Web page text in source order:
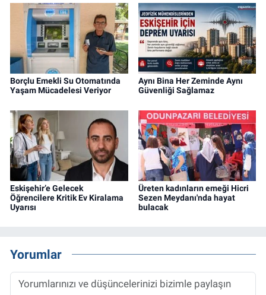
Borçlu Emekli Su Otomatında
Yaşam Mücadelesi Veriyor
Aynı Bina Her Zeminde Aynı
Güvenliği Sağlamaz
Eskişehir’e Gelecek
Öğrencilere Kritik Ev Kiralama
Uyarısı
Üreten kadınların emeği Hicri
Sezen Meydanı'nda hayat
bulacak
Yorumlar